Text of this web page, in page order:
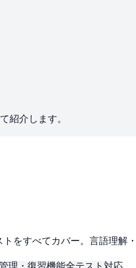
紹介します。
をすべてカバー。言語理解